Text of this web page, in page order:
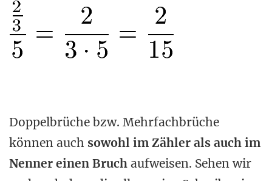
Doppelbrüche bzw. Mehrfachbrüche
können auch sowohl im Zähler als auch im
Nenner einen Bruch aufweisen. Sehen wir